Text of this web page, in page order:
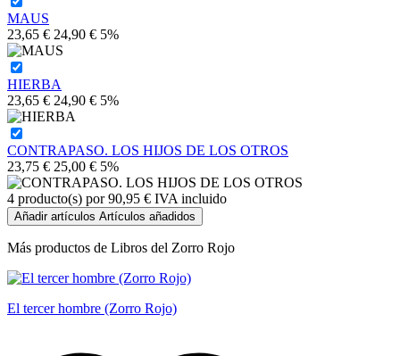
MAUS
23,65 € 24,90 € 5%
HIERBA
23,65 € 24,90 € 5%
CONTRAPASO. LOS HIJOS DE LOS OTROS
23,75 € 25,00 € 5%
4 producto(s) por 90,95 € IVA incluido
Añadir artículos Artículos añadidos
Más productos de Libros del Zorro Rojo
El tercer hombre (Zorro Rojo)